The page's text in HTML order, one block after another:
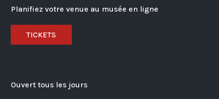
Planifiez votre venue au musée en ligne
TICKETS
Ouvert tous les jours